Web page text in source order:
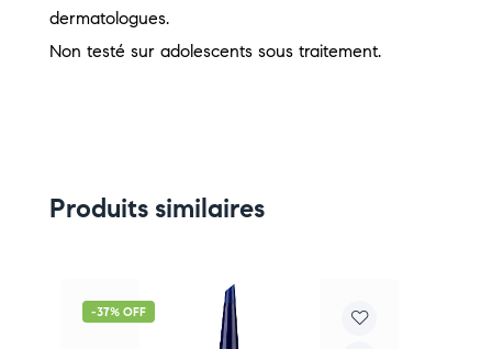
dermatologues.
Non testé sur adolescents sous traitement.
Produits similaires
-37% OFF